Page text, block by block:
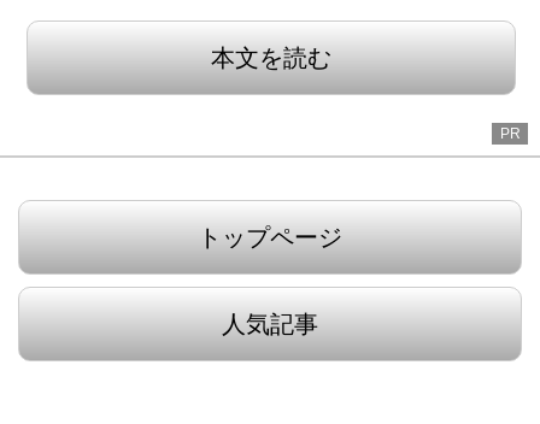
本文を読む
PR
トップページ
人気記事